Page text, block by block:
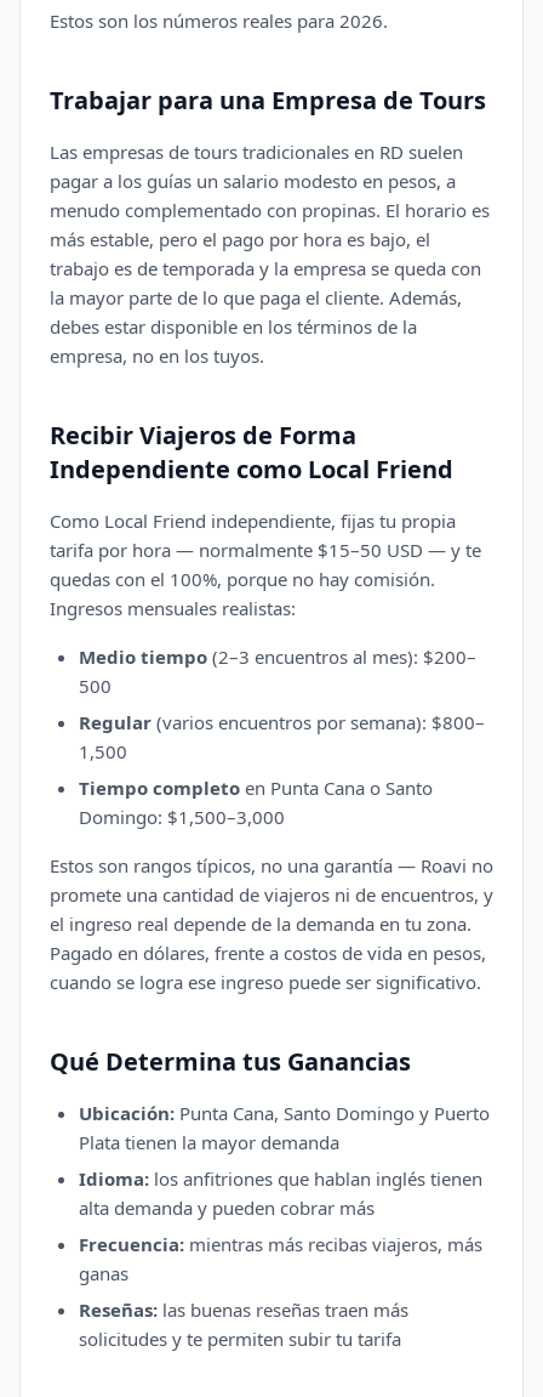
Estos son los números reales para 2026.
Trabajar para una Empresa de Tours
Las empresas de tours tradicionales en RD suelen
pagar a los guías un salario modesto en pesos, a
menudo complementado con propinas. El horario es
más estable, pero el pago por hora es bajo, el
trabajo es de temporada y la empresa se queda con
la mayor parte de lo que paga el cliente. Además,
debes estar disponible en los términos de la
empresa, no en los tuyos.
Recibir Viajeros de Forma
Independiente como Local Friend
Como Local Friend independiente, fijas tu propia
tarifa por hora — normalmente $15–50 USD — y te
quedas con el 100%, porque no hay comisión.
Ingresos mensuales realistas:
Medio tiempo (2–3 encuentros al mes): $200–
500
Regular (varios encuentros por semana): $800–
1,500
Tiempo completo en Punta Cana o Santo
Domingo: $1,500–3,000
Estos son rangos típicos, no una garantía — Roavi no
promete una cantidad de viajeros ni de encuentros, y
el ingreso real depende de la demanda en tu zona.
Pagado en dólares, frente a costos de vida en pesos,
cuando se logra ese ingreso puede ser significativo.
Qué Determina tus Ganancias
Ubicación: Punta Cana, Santo Domingo y Puerto
Plata tienen la mayor demanda
Idioma: los anfitriones que hablan inglés tienen
alta demanda y pueden cobrar más
Frecuencia: mientras más recibas viajeros, más
ganas
Reseñas: las buenas reseñas traen más
solicitudes y te permiten subir tu tarifa